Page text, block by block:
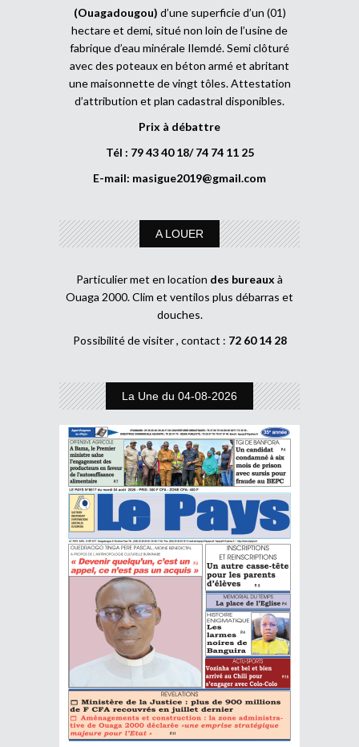
(Ouagadougou) d’une superficie d’un (01)
hectare et demi, situé non loin de l’usine de
fabrique d’eau minérale Ilemdé. Semi clôturé
avec des poteaux en béton armé et abritant
une maisonnette de vingt tôles. Attestation
d’attribution et plan cadastral disponibles.
Prix à débattre
Tél : 79 43 40 18/ 74 74 11 25
E-mail: masigue2019@gmail.com
A LOUER
Particulier met en location des bureaux à
Ouaga 2000. Clim et ventilos plus débarras et
douches.
Possibilité de visiter , contact : 72 60 14 28
La Une du 04-08-2026